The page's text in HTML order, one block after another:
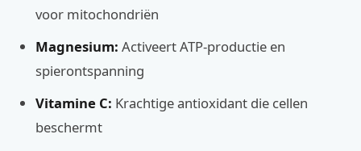
voor mitochondriën
Magnesium: Activeert ATP-productie en
spierontspanning
Vitamine C: Krachtige antioxidant die cellen
beschermt